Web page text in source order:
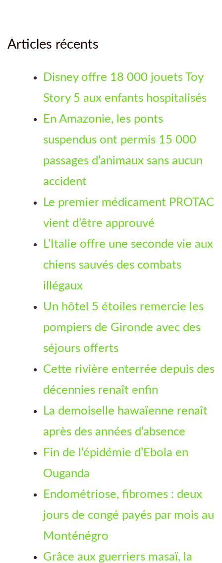
Articles récents
Disney offre 18 000 jouets Toy
Story 5 aux enfants hospitalisés
En Amazonie, les ponts
suspendus ont permis 15 000
passages d’animaux sans aucun
accident
Le premier médicament PROTAC
vient d’être approuvé
L’Italie offre une seconde vie aux
chiens sauvés des combats
illégaux
Un hôtel 5 étoiles remercie les
pompiers de Gironde avec des
séjours offerts
Cette rivière enterrée depuis des
décennies renaît enfin
La demoiselle hawaïenne renaît
après des années d’absence
Fin de l’épidémie d’Ebola en
Ouganda
Endométriose, fibromes : deux
jours de congé payés par mois au
Monténégro
Grâce aux guerriers masaï, la